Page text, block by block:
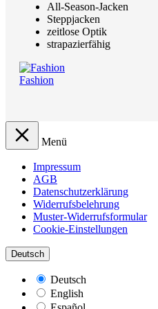
All-Season-Jacken
Steppjacken
zeitlose Optik
strapazierfähig
Fashion
Menü
Impressum
AGB
Datenschutzerklärung
Widerrufsbelehrung
Muster-Widerrufsformular
Cookie-Einstellungen
Deutsch
Deutsch
English